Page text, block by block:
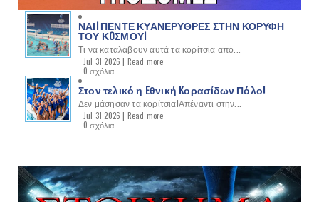
ΝΑΙ! ΠΕΝΤΕ ΚΥΑΝΕΡΥΘΡΕΣ ΣΤΗΝ ΚΟΡΥΦΗ
ΤΟΥ ΚOΣΜΟΥ!
Τι να καταλάβουν αυτά τα κορίτσια από...
Jul 31 2026 | Read more
0 σχόλια
Στον τελικό η Eθνική Kορασίδων Πόλο!
Δεν μάσησαν τα κορίτσια!Απέναντι στην...
Jul 31 2026 | Read more
0 σχόλια